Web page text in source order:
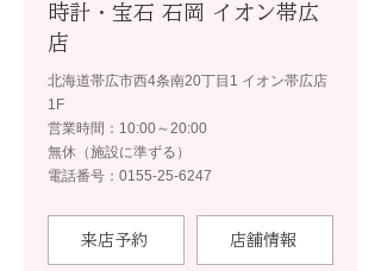
時計・宝石 石岡 イオン帯広
店
北海道帯広市西4条南20丁目1 イオン帯広店
1F
営業時間：10:00～20:00
無休（施設に準ずる）
電話番号：0155-25-6247
来店予約 店舗情報